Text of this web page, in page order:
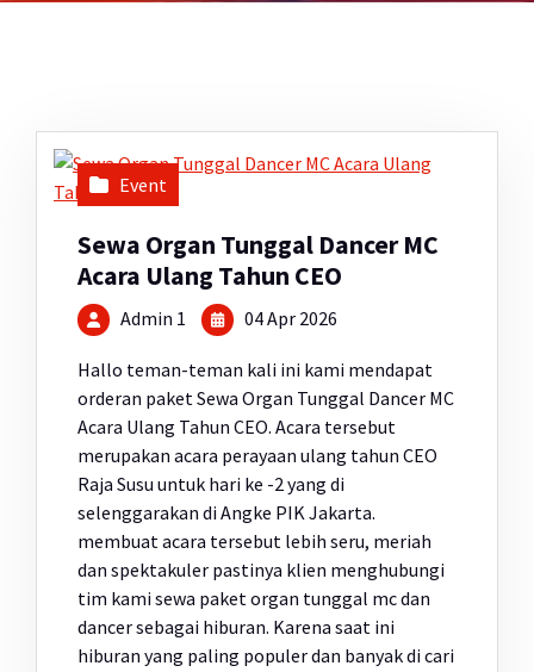
Event
Sewa Organ Tunggal Dancer MC
Acara Ulang Tahun CEO
Admin 1 04 Apr 2026
Hallo teman-teman kali ini kami mendapat
orderan paket Sewa Organ Tunggal Dancer MC
Acara Ulang Tahun CEO. Acara tersebut
merupakan acara perayaan ulang tahun CEO
Raja Susu untuk hari ke -2 yang di
selenggarakan di Angke PIK Jakarta.
membuat acara tersebut lebih seru, meriah
dan spektakuler pastinya klien menghubungi
tim kami sewa paket organ tunggal mc dan
dancer sebagai hiburan. Karena saat ini
hiburan yang paling populer dan banyak di cari